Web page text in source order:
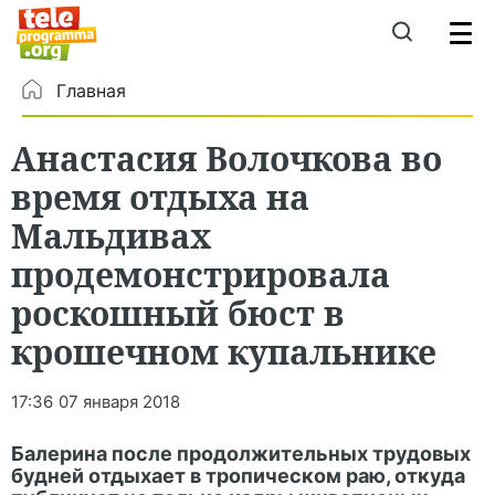
Главная
Анастасия Волочкова во
время отдыха на
Мальдивах
продемонстрировала
роскошный бюст в
крошечном купальнике
17:36 07 января 2018
Балерина после продолжительных трудовых
будней отдыхает в тропическом раю, откуда